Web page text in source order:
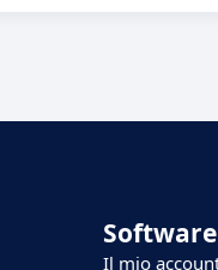
Il mio